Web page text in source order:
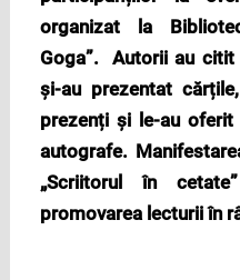
organizat la
Goga”. Autorii au citit
și-au prezentat cărț
prezențiși le-au oferit
autografe.
„Scriitorul în
promovarea lecturii în